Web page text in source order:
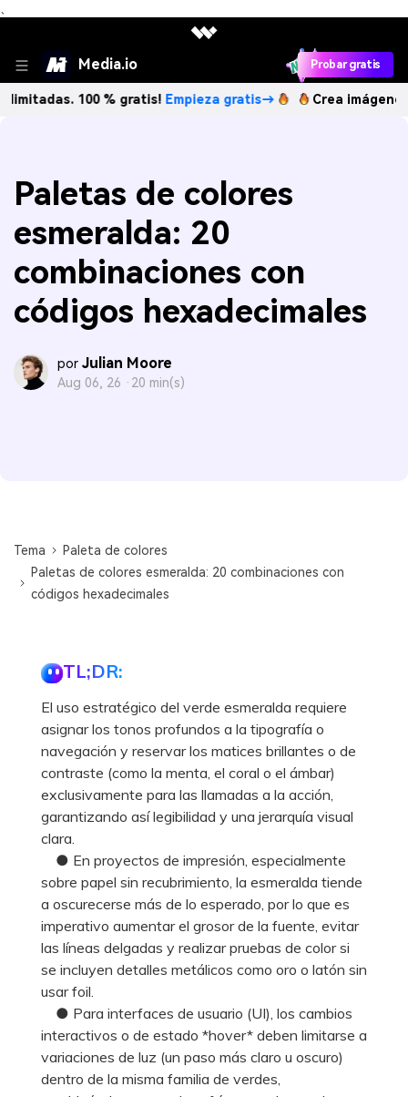
、
Media.io Probar gratis
100 % gratis!Empieza gratis→ Crea imágenes IA
Paletas de colores
esmeralda: 20
combinaciones con
códigos hexadecimales
por Julian Moore
Aug 06, 26 · 20 min(s)
Tema
Paleta de colores
Paletas de colores esmeralda: 20 combinaciones con
códigos hexadecimales
TL;DR:
El uso estratégico del verde esmeralda requiere
asignar los tonos profundos a la tipografía o
navegación y reservar los matices brillantes o de
contraste (como la menta, el coral o el ámbar)
exclusivamente para las llamadas a la acción,
garantizando así legibilidad y una jerarquía visual
clara.
● En proyectos de impresión, especialmente
sobre papel sin recubrimiento, la esmeralda tiende
a oscurecerse más de lo esperado, por lo que es
imperativo aumentar el grosor de la fuente, evitar
las líneas delgadas y realizar pruebas de color si
se incluyen detalles metálicos como oro o latón sin
usar foil.
● Para interfaces de usuario (UI), los cambios
interactivos o de estado *hover* deben limitarse a
variaciones de luz (un paso más claro u oscuro)
dentro de la misma familia de verdes,